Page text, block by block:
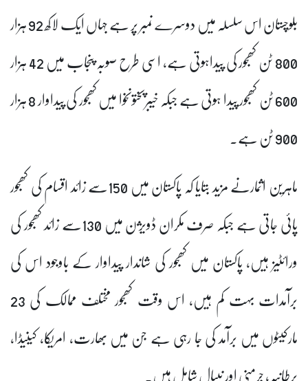
بلوچستان اس سلسلہ میں دوسرے نمبر پر ہے جہاں ایک لاکھ 92 ہزار
800 ٹن کھجور کی پیداہوتی ہے، اسی طرح صوبہ پنجاب میں 42 ہزار
600 ٹن کھجور پیدا ہوتی ہے جبکہ خیبرپختونخوا میں کھجور کی پیداوار 8 ہزار
900 ٹن ہے۔
ماہرین اثمارنے مزید بتایا کہ پاکستان میں 150سے زائد اقسام کی کھجور
پائی جاتی ہے جبکہ صرف مکران ڈویژن میں 130سے زائد کھجور کی
ورائٹیز ہیں، پاکستان میں کھجور کی شاندار پیداوار کے باوجود اس کی
برآمدات بہت کم ہیں، اس وقت کھجور مختلف ممالک کی 23
مارکیٹوں میں برآمد کی جا رہی ہے جن میں بھارت، امریکا، کینیڈا،